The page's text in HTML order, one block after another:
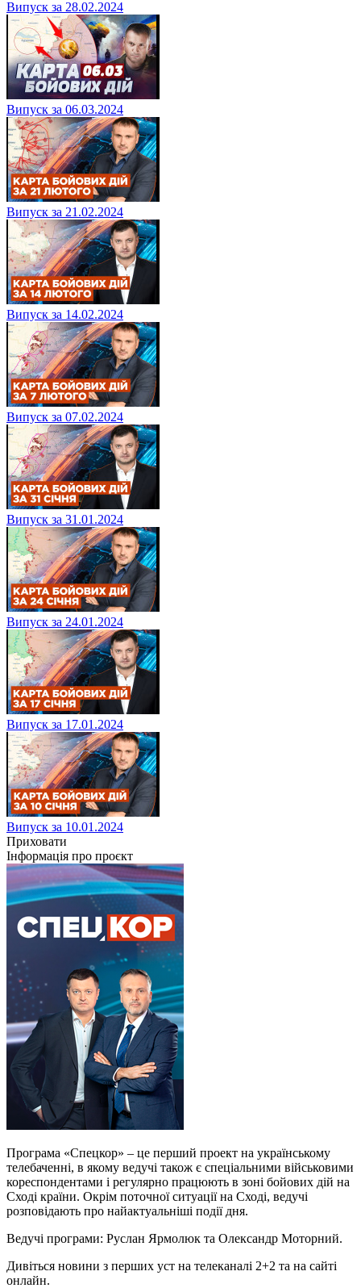
Випуск за 28.02.2024
Випуск за 06.03.2024
Випуск за 21.02.2024
Випуск за 14.02.2024
Випуск за 07.02.2024
Випуск за 31.01.2024
Випуск за 24.01.2024
Випуск за 17.01.2024
Випуск за 10.01.2024
Приховати
Інформація про проєкт
Програма «Спецкор» – це перший проект на українському
телебаченні, в якому ведучі також є спеціальними військовими
кореспондентами і регулярно працюють в зоні бойових дій на
Сході країни. Окрім поточної ситуації на Сході, ведучі
розповідають про найактуальніші події дня.
Ведучі програми: Руслан Ярмолюк та Олександр Моторний.
Дивіться новини з перших уст на телеканалі 2+2 та на сайті
онлайн.